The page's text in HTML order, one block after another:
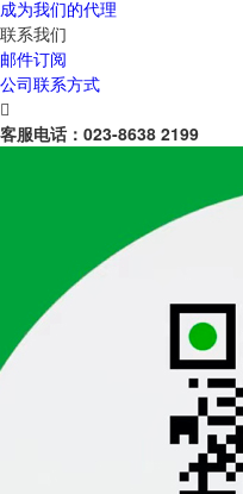
成为我们的代理
联系我们
邮件订阅
公司联系方式

客服电话： 023-8638 2199